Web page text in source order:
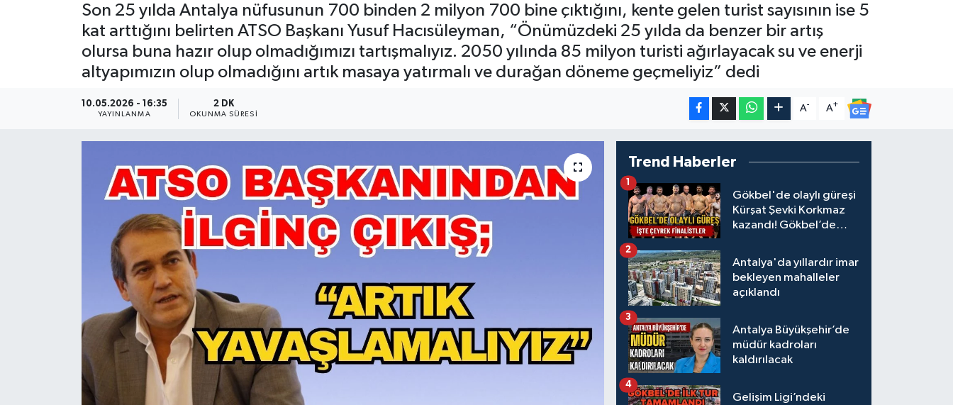
Son 25 yılda Antalya nüfusunun 700 binden 2 milyon 700 bine çıktığını, kente gelen turist sayısının ise 5
kat arttığını belirten ATSO Başkanı Yusuf Hacısüleyman, “Önümüzdeki 25 yılda da benzer bir artış
olursa buna hazır olup olmadığımızı tartışmalıyız. 2050 yılında 85 milyon turisti ağırlayacak su ve enerji
altyapımızın olup olmadığını artık masaya yatırmalı ve durağan döneme geçmeliyiz” dedi
10.05.2026 - 16:35
YAYINLANMA
2 DK
OKUNMA SÜRESI
A- A+
Trend Haberler
Gökbel'de olaylı güreşi
Kürşat Şevki Korkmaz
kazandı! Gökbel’de
Gürbüz elendi!
1
Antalya'da yıllardır imar
bekleyen mahalleler
açıklandı
2
Antalya Büyükşehir’de
müdür kadroları
kaldırılacak
3
Gelişim Ligi’ndeki
4
Görüntülü Haber
Kültür & Sanat
Sağlık & Yaşam
Son Dakika Haberleri
Haber Arşivi